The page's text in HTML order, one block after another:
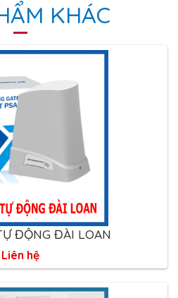
KHÁC
ĐỘNG ĐÀI LOAN
Liên hệ